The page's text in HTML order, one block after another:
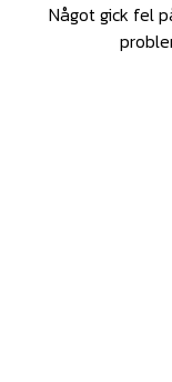
Något gick fel